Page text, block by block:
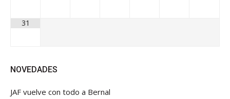
31
NOVEDADES
JAF vuelve con todo a Bernal